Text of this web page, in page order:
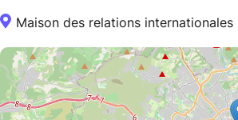
Maison des relations internationales